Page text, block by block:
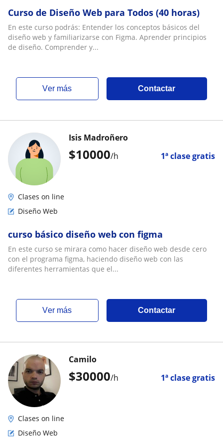
Curso de Diseño Web para Todos (40 horas)
En este curso podrás: Entender los conceptos básicos del
diseño web y familiarizarse con Figma. Aprender principios
de diseño. Comprender y...
ver más Contactar
$10000/h 1ª clase gratis
Isis Madroñero
Clases on line
Diseño Web
curso básico diseño web con figma
En este curso se mirara como hacer diseño web desde cero
con el programa figma, haciendo diseño web con las
diferentes herramientas que el...
ver más Contactar
$30000/h 1ª clase gratis
Camilo
Clases on line
Diseño Web